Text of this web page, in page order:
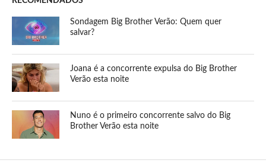
Sondagem Big Brother Verão: Quem quer
salvar?
Joana é a concorrente expulsa do Big Brother
Verão esta noite
Nuno é o primeiro concorrente salvo do Big
Brother Verão esta noite